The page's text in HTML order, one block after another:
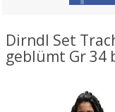
Dirndl Set
geblümt Gr 34